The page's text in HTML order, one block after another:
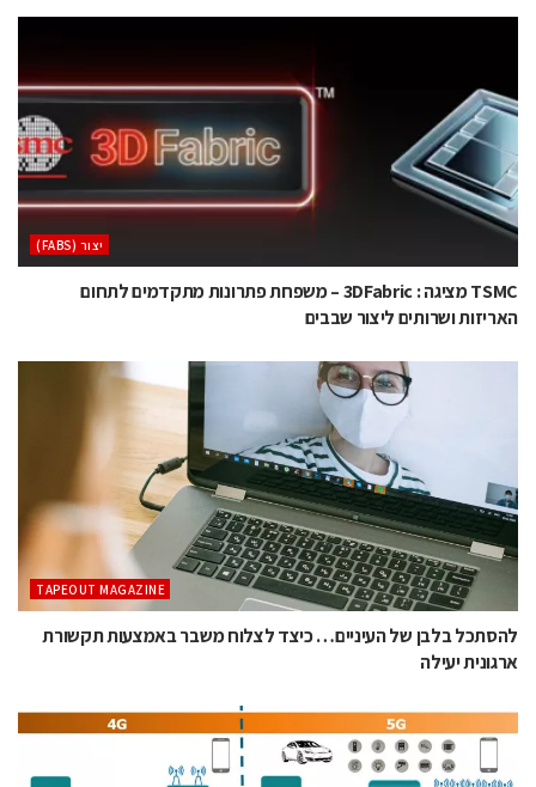
‫יצור (‪(FABS‬‬
TSMC מציגה : 3DFabric – משפחת פתרונות מתקדמים לתחום
האריזות ושרותים ליצור שבבים
TAPEOUT MAGAZINE
להסתכל בלבן של העיניים… כיצד לצלוח משבר באמצעות תקשורת
ארגונית יעילה